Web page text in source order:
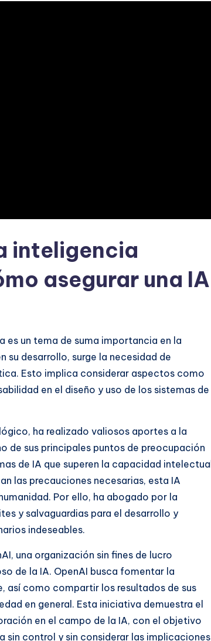
inteligencia
asegurar una IA
un tema de suma importancia en la
su desarrollo, surge la necesidad de
Esto implica considerar aspectos como
en el diseño y uso de los sistemas de
ha realizado valiosos aportes a la
de sus principales puntos de preocupación
de IA que superen la capacidad intelectual
las precauciones necesarias, esta IA
Por ello, ha abogado por la
y salvaguardias para el desarrollo y
indeseables.
una organización sin fines de lucro
de la IA. OpenAI busca fomentar la
así como compartir los resultados de sus
en general. Esta iniciativa demuestra el
en el campo de la IA, con el objetivo
sin control y sin considerar las implicaciones